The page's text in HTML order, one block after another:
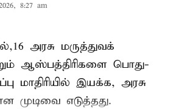
8:27 am
அரசு மருத்துவக்
ஆஸ்பத்திரிகளை பொது-
மாதிரியில் இயக்க, அரசு
முடிவை எடுத்தது.